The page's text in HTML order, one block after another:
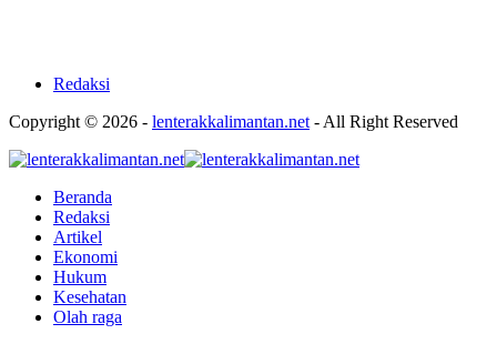
Redaksi
Copyright © 2026 - lenterakkalimantan.net - All Right Reserved
Beranda
Redaksi
Artikel
Ekonomi
Hukum
Kesehatan
Olah raga